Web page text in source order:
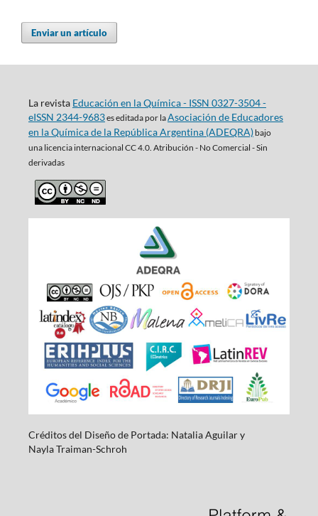
Enviar un artículo
La revista Educación en la Química - ISSN 0327-3504 -
eISSN 2344-9683es editada por laAsociación de Educadores
en la Química de la República Argentina (ADEQRA)bajo
una licencia internacional CC 4.0. Atribución - No Comercial - Sin
derivadas
Créditos del Diseño de Portada: Natalia Aguilar y
NaylaTraiman-Schroh